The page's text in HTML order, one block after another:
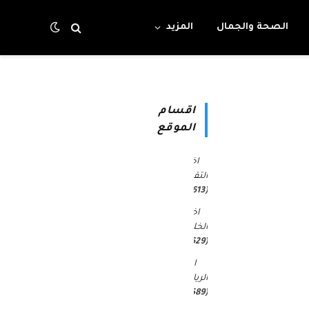
الصحة والجمال المزيد
اقسام
الموقع
اخبار
التقنية
(4٬613)
اخبار
الخليج
(30٬629)
اخبار
الرياضة
(45٬589)